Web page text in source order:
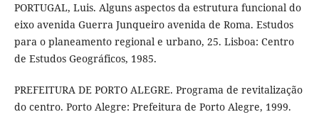
PORTUGAL, Luis. Alguns aspectos da estrutura funcional do
eixo avenida Guerra Junqueiro avenida de Roma. Estudos
para o planeamento regional e urbano, 25. Lisboa: Centro
de Estudos Geográficos, 1985.
PREFEITURA DE PORTO ALEGRE. Programa de revitalização
do centro. Porto Alegre: Prefeitura de Porto Alegre, 1999.